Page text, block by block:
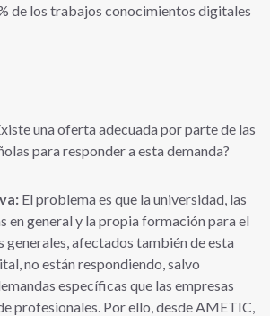
de los trabajos conocimientos digitales
una oferta adecuada por parte de las
para responder a esta demanda?
El problema es que la universidad, las
en general y la propia formación para el
generales, afectados también de esta
no están respondiendo, salvo
específicas que las empresas
profesionales. Por ello, desde AMETIC,